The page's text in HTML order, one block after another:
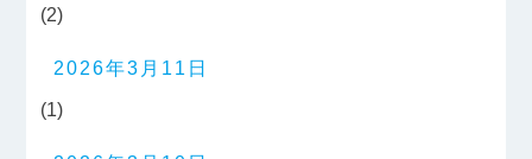
(2)
2026年3月11日
(1)